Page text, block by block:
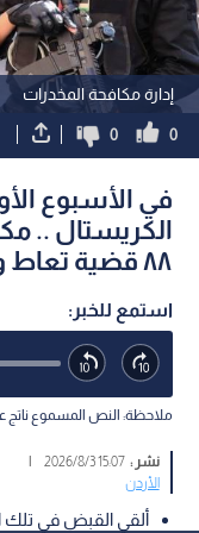
إدارة مكافحة المخدرات
0
0
في الأسبوع
الكريستال ..
٨٨ قضية تعاط وتهريب وترويج واتجار
استمع للخبر:
ملاحظة: النص المسموع ناتج
نشر :15:07 2026/8/3
|
الأردن